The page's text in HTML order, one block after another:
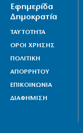
Εφημερίδα
Δημοκρατία
ΤΑΥΤΟΤΗΤΑ
ΟΡΟΙ ΧΡΗΣΗΣ
ΠΟΛΙΤΙΚΗ
ΑΠΟΡΡΗΤΟΥ
ΕΠΙΚΟΙΝΩΝΙΑ
ΔΙΑΦΗΜΙΣΗ